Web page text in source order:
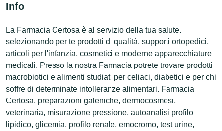
Info
La Farmacia Certosa è al servizio della tua salute,
selezionando per te prodotti di qualità, supporti ortopedici,
articoli per l'infanzia, cosmetici e moderne apparecchiature
medicali. Presso la nostra Farmacia potrete trovare prodotti
macrobiotici e alimenti studiati per celiaci, diabetici e per chi
soffre di determinate intolleranze alimentari. Farmacia
Certosa, preparazioni galeniche, dermocosmesi,
veterinaria, misurazione pressione, autoanalisi profilo
lipidico, glicemia, profilo renale, emocromo, test urine,